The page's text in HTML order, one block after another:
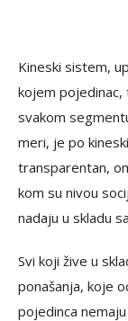
Kineski sistem,
kojem
svakom
meri, je po
transparentan,
kom su nivou
nadaju u skladu
Svi koji žive u
ponašanja, koje
pojedinca